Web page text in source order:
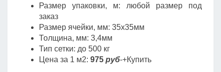
Размер упаковки, м: любой размер под
заказ
Размер ячейки, мм: 35х35мм
Толщина, мм: 3,4мм
Тип сетки: до 500 кг
Цена за 1 м2: 975 руб-+Купить